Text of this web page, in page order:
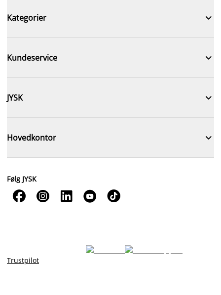
Kategorier 
Kundeservice 
JYSK 
Hovedkontor 
Følg JYSK
    
Trustpilot